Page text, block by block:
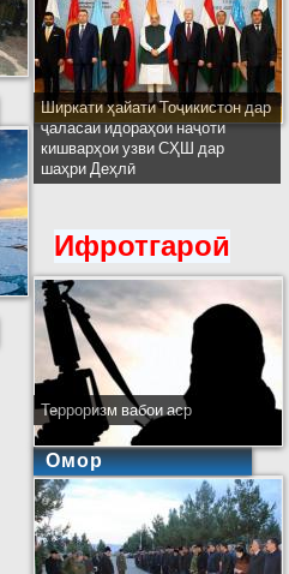
Ширкати ҳайати Тоҷикистон дар
ҷаласаи идораҳои наҷоти
кишварҳои узви СҲШ дар
шаҳри Деҳлӣ
Ифротгароӣ
Терроризм вабои аср
Омор